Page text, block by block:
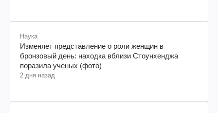
Наука
Изменяет представление о роли женщин в
бронзовый день: находка вблизи Стоунхенджа
поразила ученых (фото)
2 дня назад